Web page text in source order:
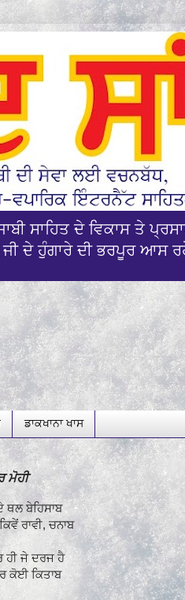
ਸਾਹਿਤ ਦੇ ਵਿਕਾਸ ਤੇ
ਦੇ ਹੁੰਗਾਰੇ ਦੀ ਭਰਪੂਰ ਆਸ
ਡਾਕਖਾਨਾ ਖਾਸ
ਮੋਹੀ
ਬੇਹਿਸਾਬ
ਰਾਵੀ, ਚਨਾਬ
ਹੀ ਜੇ ਦਰਜ ਹੈ
ਕੋਈ ਕਿਤਾਬ